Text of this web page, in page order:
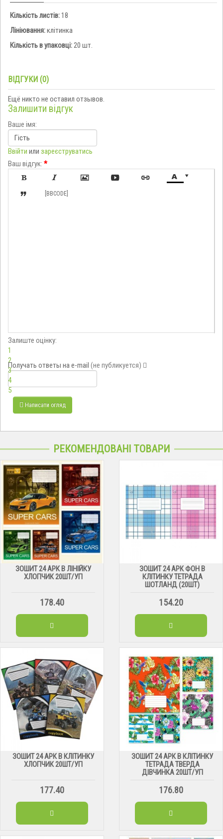
Кількість листів:18
Лініювання:клітинка
Кількість в упаковці: 20 шт.
ВІДГУКИ (0)
Ещё никто не оставил отзывов.
Залишити відгук
Ваше імя:
Ввійти или зареєструватись
Ваш відгук: *

     
 [BBCODE]
Залиште оцінку:
1
2
3
4
5
Получать ответы на e-mail (не публикуется)
Написати огляд
РЕКОМЕНДОВАНІ ТОВАРИ
ЗОШИТ 24 АРК В ЛІНІЙКУ
ХЛОПЧИК 20ШТ/УП
178.40
ЗОШИТ 24 АРК ФОН В
КЛІТИНКУ ТЕТРАДА
ШОТЛАНД (20ШТ)
154.20
ЗОШИТ 24 АРК В КЛІТИНКУ
ХЛОПЧИК 20ШТ/УП
177.40
ЗОШИТ 24 АРК В КЛІТИНКУ
ТЕТРАДА ТВЕРДА
ДІВЧИНКА 20ШТ/УП
176.80